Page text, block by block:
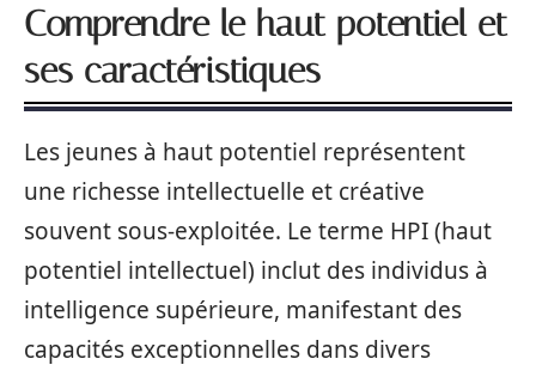
Comprendre le haut potentiel et
ses caractéristiques
Les jeunes à haut potentiel représentent
une richesse intellectuelle et créative
souvent sous-exploitée. Le terme HPI (haut
potentiel intellectuel) inclut des individus à
intelligence supérieure, manifestant des
capacités exceptionnelles dans divers